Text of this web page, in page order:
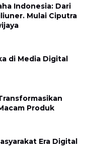
Indonesia: Dari
Mulai Ciputra
di Media Digital
Produk
Era Digital